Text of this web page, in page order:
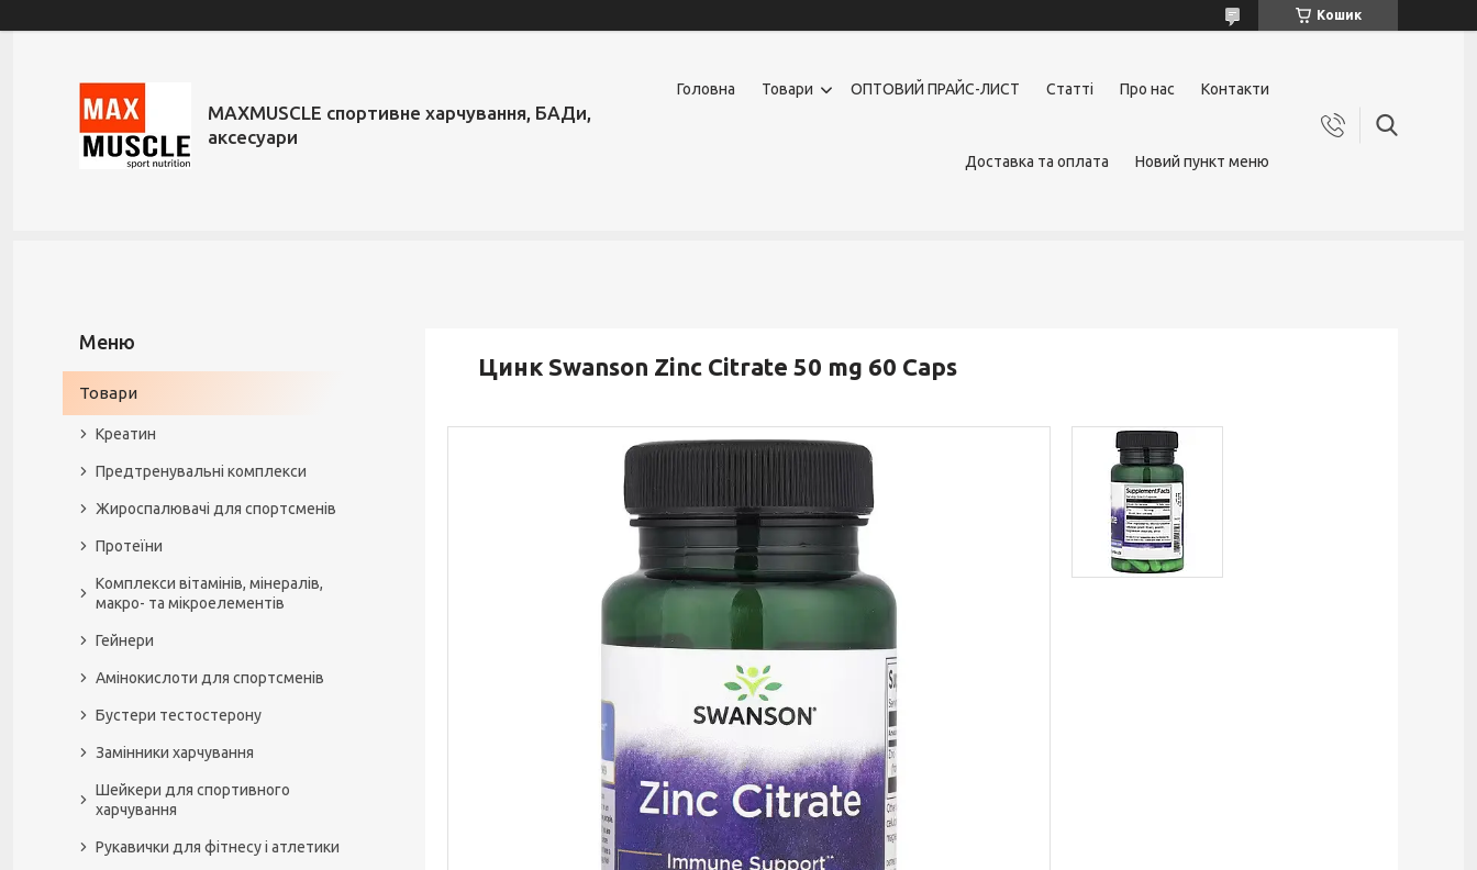
Кошик
MAXMUSCLE спортивне харчування, БАДи,
аксесуари
Головна Товари OПТОВИЙ ПРАЙС-ЛИСТ Статті Про нас Контакти
Доставка та оплата Новий пункт меню
Цинк Swanson Zinc Citrate 50 mg 60 Caps
Товари
Креатин
Предтренувальні комплекси
Жироспалювачі для спортсменів
Протеїни
Комплекси вітамінів, мінералів,
макро- та мікроелементів
Гейнери
Амінокислоти для спортсменів
Бустери тестостерону
Замінники харчування
Шейкери для спортивного
харчування
Рукавички для фітнесу і атлетики